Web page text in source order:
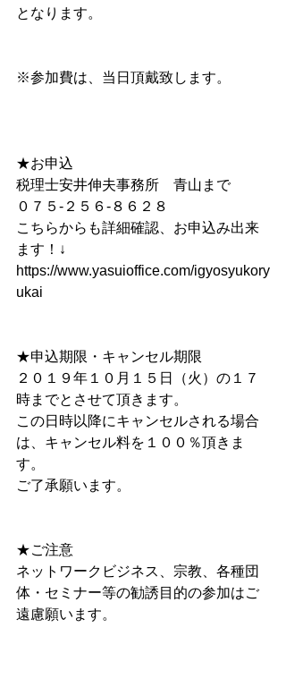
となります。
※参加費は、当日頂戴致します。
★お申込
税理士安井伸夫事務所　青山まで
０７５-２５６-８６２８
こちらからも詳細確認、お申込み出来
ます！↓
https://www.yasuioffice.com/igyosyukory
ukai
★申込期限・キャンセル期限
２０１９年１０月１５日（火）の１７
時までとさせて頂きます。
この日時以降にキャンセルされる場合
は、キャンセル料を１００％頂きま
す。
ご了承願います。
★ご注意
ネットワークビジネス、宗教、各種団
体・セミナー等の勧誘目的の参加はご
遠慮願います。